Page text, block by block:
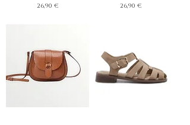
Prix
26,90 €
Prix
26,90 €